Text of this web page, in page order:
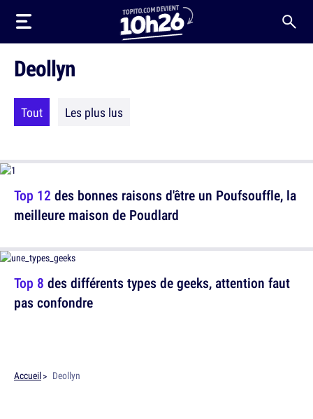
Deollyn
Tout Les plus lus
Top 12 des bonnes raisons d'être un Poufsouffle, la
meilleure maison de Poudlard
Top 8 des différents types de geeks, attention faut
pas confondre
Accueil Deollyn